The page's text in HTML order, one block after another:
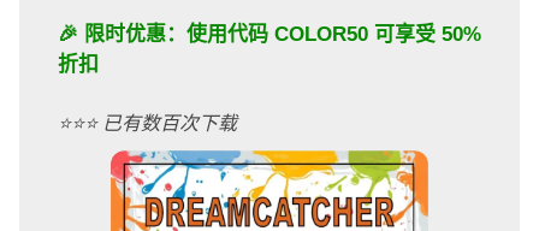
🎉 限时优惠：使用代码 COLOR50 可享受 50%
折扣
⭐️⭐️⭐️ 已有数百次下载